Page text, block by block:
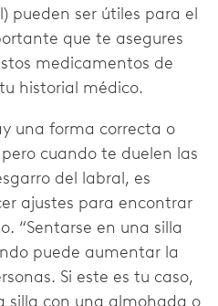
pueden ser útiles para el
que te asegures
medicamentos de
historial médico.
una forma correcta o
cuando te duelen las
del labral, es
ajustes para encontrar
“Sentarse en una silla
puede aumentar la
Si este es tu caso,
silla con una almohada o